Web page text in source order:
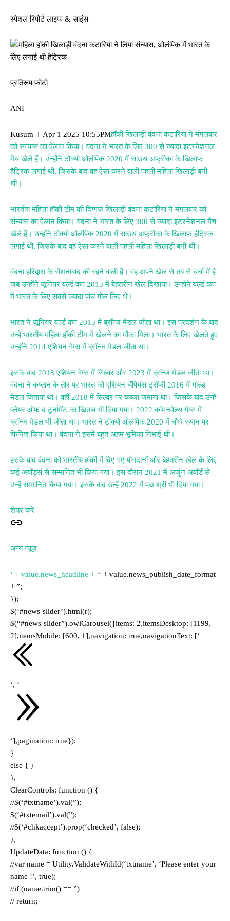
स्पेशल रिपोर्ट लाइफ & साइंस
प्रतिरूप फोटो
ANI
Kusum । Apr 1 2025 10:55PMहॉकी खिलाड़ी वंदना कटारिया ने मंगलवार
को संन्यास का ऐलान किया। वंदना ने भारत के लिए 300 से ज्यादा इंटरनेशनल
मैच खेले हैं। उन्होंने टोक्यो ओलंपिक 2020 में साउथ अफ्रीका के खिलाफ
हैट्रिक लगाई थी, जिसके बाद वह ऐसा करने वाली पहली महिला खिलाड़ी बनी
थी।
भारतीय महिला हॉकी टीम की दिग्गज खिलाड़ी वंदना कटारिया ने मंगलवार को
संन्यास का ऐलान किया। वंदना ने भारत के लिए 300 से ज्यादा इंटरनेशनल मैच
खेले हैं। उन्होंने टोक्यो ओलंपिक 2020 में साउथ अफ्रीका के खिलाफ हैट्रिक
लगाई थी, जिसके बाद वह ऐसा करने वाली पहली महिला खिलाड़ी बनी थी।
वंदना हरिद्वारा के रोशनाबाद की रहने वाली हैं। वह अपने खेल से तब से चर्चा में है
जब उन्होंने जूनियर वर्ल्ड कप 2013 में बेहतरीन खेल दिखाया। उन्होंने वर्ल्ड कप
में भारत के लिए सबसे ज्यादा पांच गोल किए थे।
भारत ने जूनियर वर्ल्ड कप 2013 में ब्रॉन्ज मेडल जीता था। इस प्रदर्शन के बाद
उन्हें भारतीय महिला हॉकी टीम में खेलने का मौका मिला। भारत के लिए खेलते हुए
उन्होंने 2014 एशियन गेम्स में ब्रॉन्ज मेडल जीता था।
इसके बाद 2018 एशियन गेम्स में सिल्वर और 2023 में ब्रॉन्ज मेडल जीता था।
वंदना ने कप्तान के तौर पर भारत को एशियन चैंपियंस ट्रॉफी 2016 में गोल्ड
मेडल जिताया था। वहीं 2018 में सिल्वर पर कब्जा जमाया था। जिसके बाद उन्हें
प्लेयर ऑफ द टूर्नामेंट का खिताब भी दिया गया। 2022 कॉमनवेल्थ गेम्स में
ब्रॉन्ज मेडल भी जीता था। भारत ने टोक्यो ओलंपिक 2020 में चौथे स्थान पर
फिनिश किया था। वंदना ने इसमें बहुत अहम भूमिका निभाई थी।
इसके बाद वंदना को भारतीय हॉकी में दिए गए योगदानों और बेहतरीन खेल के लिए
कई अवॉर्ड्स से सम्मानित भी किया गया। इस दौरान 2021 में अर्जुन अवॉर्ड से
उन्हें सम्मानित किया गया। इसके बाद उन्हें 2022 में पद्य श्री भी दिया गया।
शेयर करें
अन्य न्यूज़
‘ + value.news_headline + ‘‘ + value.news_publish_date_format
+ ”;
});
$(‘#news-slider’).html(r);
$(“#news-slider”).owlCarousel({items: 2,itemsDesktop: [1199,
2],itemsMobile: [600, 1],navigation: true,navigationText: [‘
‘, ‘
‘],pagination: true});
}
else { }
},
ClearControls: function () {
//$(‘#txtname’).val(”);
$(‘#txtemail’).val(”);
//$(‘#chkaccept’).prop(‘checked’, false);
},
UpdateData: function () {
//var name = Utility.ValidateWithId(‘txtname’, ‘Please enter your
name !’, true);
//if (name.trim() == ”)
// return;